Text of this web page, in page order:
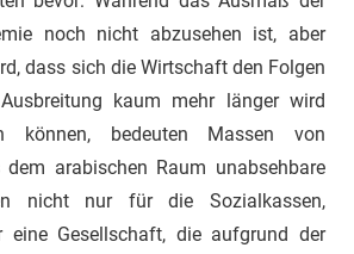
noch nicht abzusehen ist, aber
dass sich die Wirtschaft den Folgen
kaum mehr länger wird
können, bedeuten Massen von
arabischen Raum unabsehbare
nicht nur für die Sozialkassen,
eine Gesellschaft, die aufgrund der